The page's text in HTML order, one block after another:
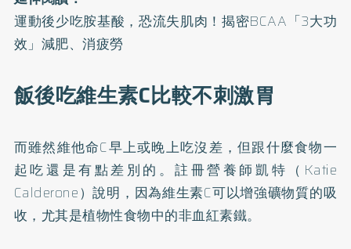
運動後少吃胺基酸，恐流失肌肉！揭密BCAA「3大功
效」減肥、消疲勞
飯後吃維生素C比較不刺激胃
而雖然維他命C早上或晚上吃沒差，但跟什麼食物一
起吃還是有點差別的。註冊營養師凱特（Katie
Calderone）說明，因為維生素C可以增強礦物質的吸
收，尤其是植物性食物中的非血紅素鐵。